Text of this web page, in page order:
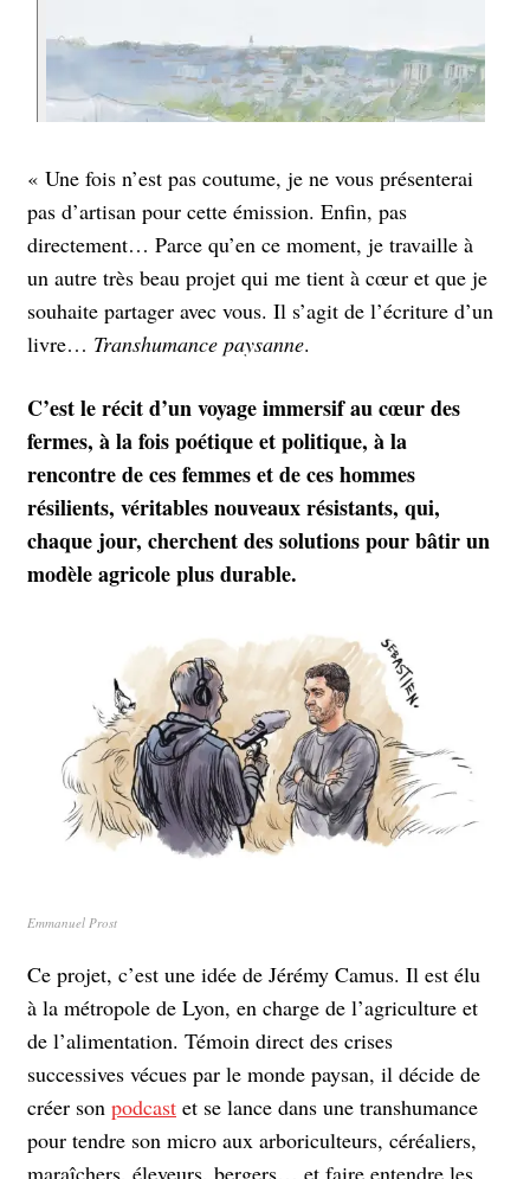
« Une fois n’est pas coutume, je ne vous présenterai
pas d’artisan pour cette émission. Enfin, pas
directement… Parce qu’en ce moment, je travaille à
un autre très beau projet qui me tient à cœur et que je
souhaite partager avec vous. Il s’agit de l’écriture d’un
livre… Transhumance paysanne.
C’est le récit d’un voyage immersif au cœur des
fermes, à la fois poétique et politique, à la
rencontre de ces femmes et de ces hommes
résilients, véritables nouveaux résistants, qui,
chaque jour, cherchent des solutions pour bâtir un
modèle agricole plus durable.
Emmanuel Prost
Ce projet, c’est une idée de Jérémy Camus. Il est élu
à la métropole de Lyon, en charge de l’agriculture et
de l’alimentation. Témoin direct des crises
successives vécues par le monde paysan, il décide de
créer son podcast et se lance dans une transhumance
pour tendre son micro aux arboriculteurs, céréaliers,
maraîchers, éleveurs, bergers… et faire entendre les